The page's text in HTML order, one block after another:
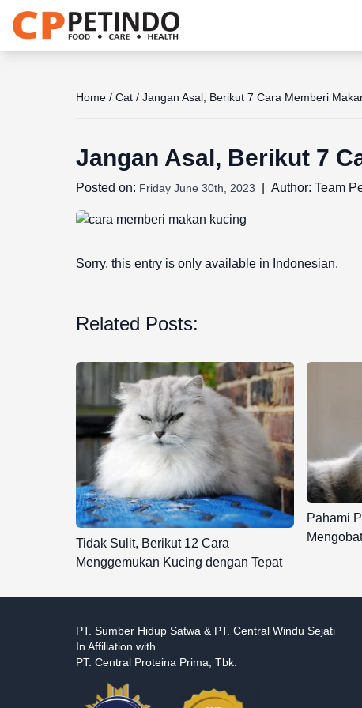
Home / Cat / Jangan Asal, Berikut 7 Cara Memberi
Jangan Asal, Berikut 7
Posted on: Friday June 30th, 2023 Author: Team
Sorry, this entry is only available in Indonesian.
Related Posts:
Tidak Sulit, Berikut 12 Cara
Menggemukan Kucing dengan Tepat
Pahami
PT. Sumber Hidup Satwa & PT. Central Windu Sejati
In Affiliation with
PT. Central Proteina Prima, Tbk.